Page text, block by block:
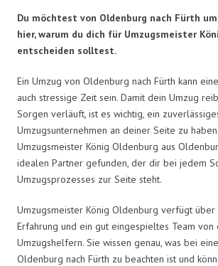
Du möchtest von Oldenburg nach Fürth
hier, warum du dich für Umzugsmeister
entscheiden solltest.
Ein Umzug von Oldenburg nach Fürth kann
auch stressige Zeit sein. Damit dein Umzug
Sorgen verläuft, ist es wichtig, ein
Umzugsunternehmen an deiner Seite zu
Umzugsmeister König Oldenburg aus
idealen Partner gefunden, der dir bei jedem
Umzugsprozesses zur Seite steht.
Umzugsmeister König Oldenburg verfügt über
Erfahrung und ein gut eingespieltes Team von
Umzugshelfern. Sie wissen genau, was bei
Oldenburg nach Fürth zu beachten ist und